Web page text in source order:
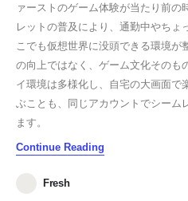
ァーストのゲーム体験が当たり前
レットの普及により、通勤中やちょ
こでも仮想世界に没頭できる環境が
の向上ではなく、ゲーム文化そのも
イ環境は多様化し、自宅の大画面で
ぶことも、同じアカウントでシーム
ます。
Continue Reading
Fresh